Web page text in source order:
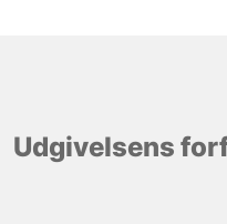
Udgivelsens